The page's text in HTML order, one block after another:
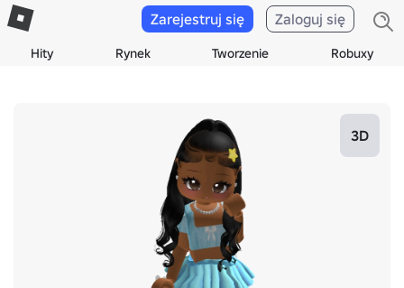
Hity Rynek Tworzenie Robuxy
Zarejestruj się Zaloguj się
3D